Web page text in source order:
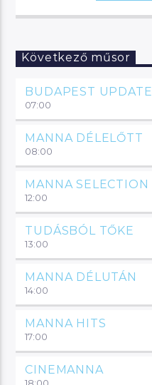
Következő műsor
BUDAPEST UPDATE
07:00
MANNA DÉLELŐTT
08:00
MANNA SELECTION
12:00
TUDÁSBÓL TŐKE
13:00
MANNA DÉLUTÁN
14:00
MANNA HITS
17:00
CINEMANNA